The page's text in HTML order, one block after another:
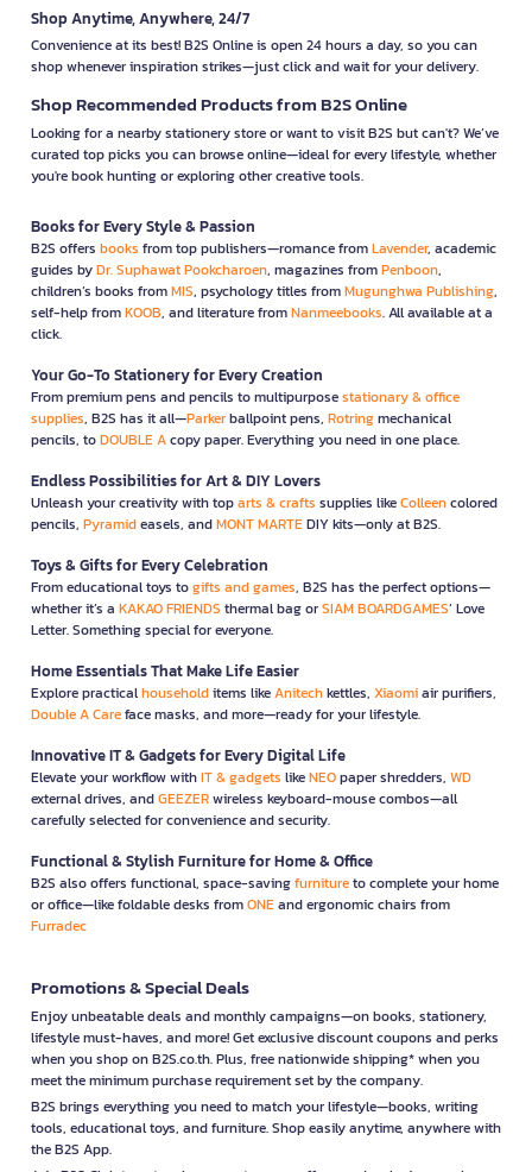
Shop Anytime, Anywhere, 24/7
Convenience at its best! B2S Online is open 24 hours a day, so you can
shop whenever inspiration strikes—just click and wait for your delivery.
Shop Recommended Products from B2S Online
Looking for a nearby stationery store or want to visit B2S but can't? We’ve
curated top picks you can browse online—ideal for every lifestyle, whether
you're book hunting or exploring other creative tools.
Books for Every Style & Passion
B2S offers books from top publishers—romance fromLavender, academic
guides byDr. Suphawat Pookcharoen, magazines fromPenboon,
children’s books fromMIS, psychology titles fromMugunghwa Publishing,
self-help fromKOOB, and literature fromNanmeebooks. All available at a
click.
Your Go-To Stationery for Every Creation
From premium pens and pencils to multipurposestationary & office
supplies, B2S has it all—Parkerballpoint pens, Rotringmechanical
pencils, toDOUBLE Acopy paper. Everything you need in one place.
Endless Possibilities for Art & DIY Lovers
Unleash your creativity with toparts & crafts supplies likeColleencolored
pencils, Pyramideasels, andMONT MARTEDIY kits—only at B2S.
Toys & Gifts for Every Celebration
From educational toys togifts and games, B2S has the perfect options—
whether it’s a KAKAO FRIENDS thermal bag orSIAM BOARDGAMES’ Love
Letter. Something special for everyone.
Home Essentials That Make Life Easier
Explore practicalhouseholditems likeAnitechkettles, Xiaomiair purifiers,
Double A Careface masks, and more—ready for your lifestyle.
Innovative IT & Gadgets for Every Digital Life
Elevate your workflow withIT & gadgets likeNEOpaper shredders, WD
external drives, andGEEZERwireless keyboard-mouse combos—all
carefully selected for convenience and security.
Functional & Stylish Furniture for Home & Office
B2S also offers functional, space-savingfurnitureto complete your home
or office—like foldable desks fromONEand ergonomic chairs from
Furradec
Promotions & Special Deals
Enjoy unbeatable deals and monthly campaigns—on books, stationery,
lifestyle must-haves, and more! Get exclusive discount coupons and perks
when you shop on B2S.co.th. Plus, free nationwide shipping* when you
meet the minimum purchase requirement set by the company.
B2S brings everything you need to match your lifestyle—books, writing
tools, educational toys, and furniture. Shop easily anytime, anywhere with
the B2S App.